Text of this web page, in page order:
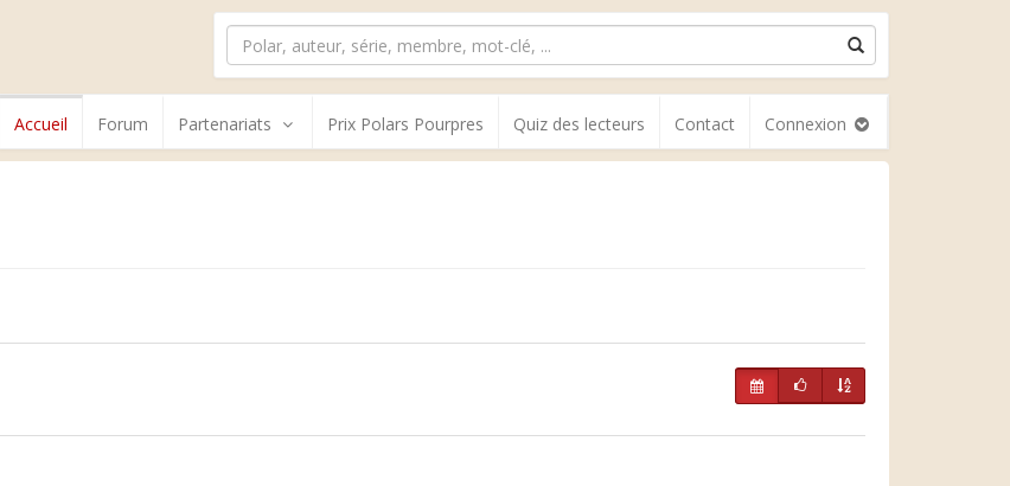
Accueil Forum Partenariats Prix Polars Pourpres Quiz des lecteurs Contact Connexion